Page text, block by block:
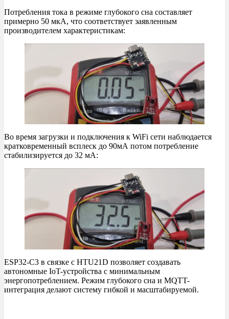
Потребления тока в режиме глубокого сна составляет
примерно 50 мкА, что соответствует заявленным
производителем характеристикам:
Во время загрузки и подключения к WiFi сети наблюдается
кратковременный всплеск до 90мА потом потребление
стабилизируется до 32 мА:
ESP32-C3 в связке с HTU21D позволяет создавать
автономные IoT-устройства с минимальным
энергопотреблением. Режим глубокого сна и MQTT-
интеграция делают систему гибкой и масштабируемой.